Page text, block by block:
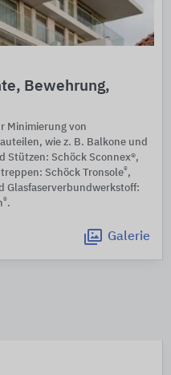
Bewehrung,
Minimierung von
wie z. B. Balkone und
Stützen: Schöck Sconnex®,
Schöck Tronsole®,
Glasfaserverbundwerkstoff:
®.
Galerie